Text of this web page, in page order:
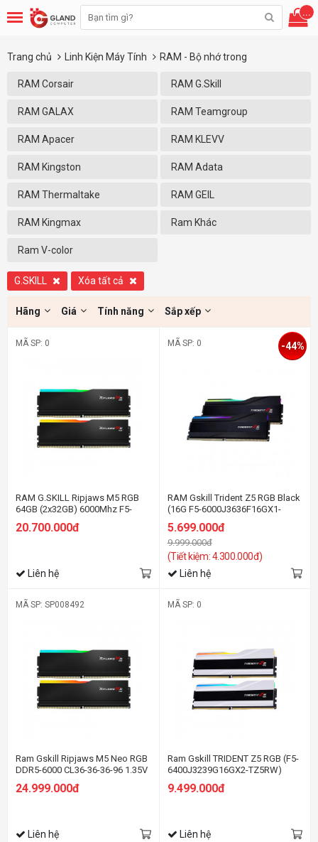
...
Trang chủ Linh Kiện Máy Tính RAM - Bộ nhớ trong
RAM Corsair RAM G.Skill
RAM GALAX RAM Teamgroup
RAM Apacer RAM KLEVV
RAM Kingston RAM Adata
RAM Thermaltake RAM GEIL
RAM Kingmax Ram Khác
Ram V-color
G.SKILL Xóa tất cả
Hãng Giá Tính năng Sắp xếp
MÃ SP: 0
RAM G.SKILL Ripjaws M5 RGB
64GB (2x32GB) 6000Mhz F5-
20.700.000đ
Liên hệ
MÃ SP: 0
RAM Gskill Trident Z5 RGB Black
(16G F5-6000J3636F16GX1-
6000MHz (Intel XMP / AMD
EXPO)
5.699.000đ
9.999.000đ
(Tiết kiệm: 4.300.000đ)
-44%
Liên hệ
MÃ SP: SP008492
Ram Gskill Ripjaws M5 Neo RGB
DDR5-6000 CL36-36-36-96 1.35V
64GB (2x32GB) Intel XMP / AMD
EXPO
24.999.000đ
Liên hệ
MÃ SP: 0
Ram Gskill TRIDENT Z5 RGB (F5-
6400J3239G16GX2-TZ5RW)
32GB (2 x 16GB) DDR5 6400Mhz
9.499.000đ
Liên hệ